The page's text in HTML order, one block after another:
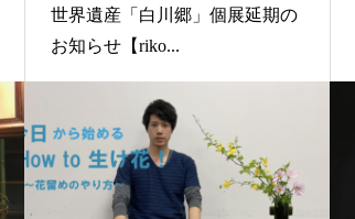
世界遺産「白川郷」個展延期の
お知らせ【riko...